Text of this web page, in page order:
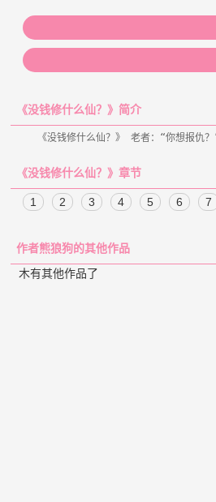
《没钱修什么仙？》简介
《没钱修什么仙？》章节
1 2 3 4 5 6 7
作者熊狼狗的其他作品
木有其他作品了